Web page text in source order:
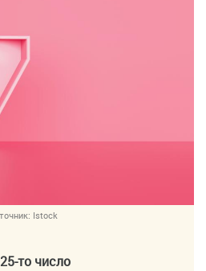
Istock
то число